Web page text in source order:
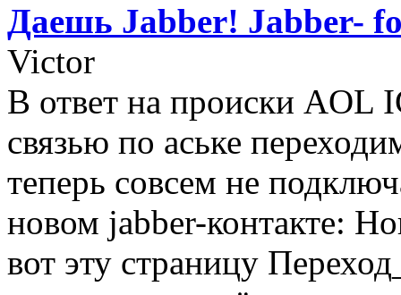
Даешь Jabber! Jabber-
Victor
В ответ на происки AOL
связью по аське
теперь совсем не
новом jabber-контакте:
вот эту страницу